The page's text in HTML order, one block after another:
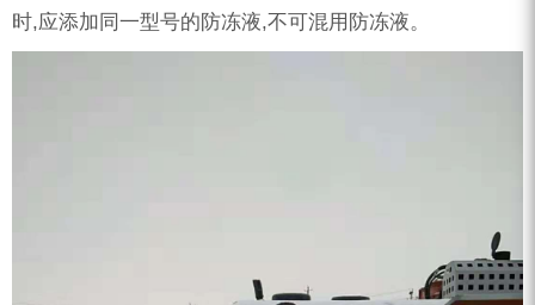
时,应添加同一型号的防冻液,不可混用防冻液。